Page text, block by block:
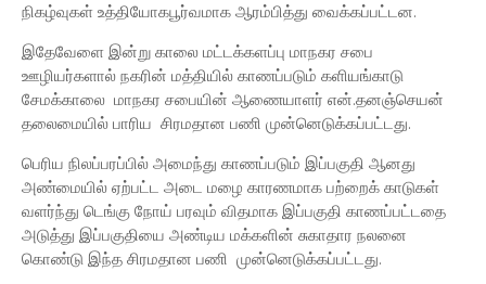
நிகழ்வுகள் உத்தியோகபூர்வமாக ஆரம்பித்து வைக்கப்பட்டன.
இதேவேளை இன்று காலை மட்டக்களப்பு மாநகர சபை
ஊழியர்களால் நகரின் மத்தியில் காணப்படும் களியங்காடு
சேமக்காலை மாநகர சபையின் ஆணையாளர் என்.தனஞ்செயன்
தலைமையில் பாரிய சிரமதான பணி முன்னெடுக்கப்பட்டது.
பெரிய நிலப்பரப்பில் அமைந்து காணப்படும் இப்பகுதி ஆனது
அண்மையில் ஏற்பட்ட அடை மழை காரணமாக பற்றைக் காடுகள்
வளர்ந்து டெங்கு நோய் பரவும் விதமாக இப்பகுதி காணப்பட்டதை
அடுத்து இப்பகுதியை அண்டிய மக்களின் சுகாதார நலனை
கொண்டு இந்த சிரமதான பணி முன்னெடுக்கப்பட்டது.